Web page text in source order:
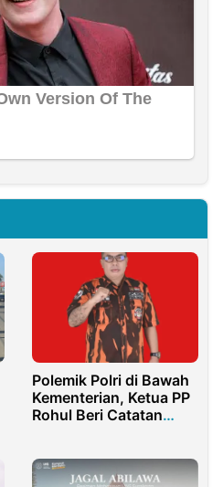
Polemik Polri di Bawah
Kementerian, Ketua PP
Rohul Beri Catatan